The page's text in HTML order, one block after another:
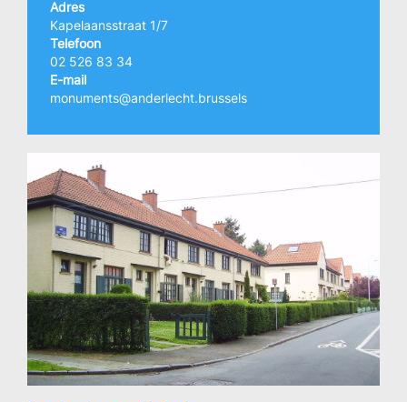
Adres
Kapelaansstraat 1/7
Telefoon
02 526 83 34
E-mail
monuments@anderlecht.brussels